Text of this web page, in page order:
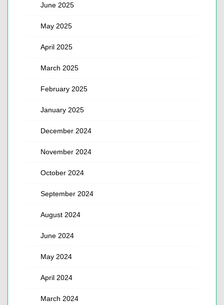
June 2025
May 2025
April 2025
March 2025
February 2025
January 2025
December 2024
November 2024
October 2024
September 2024
August 2024
June 2024
May 2024
April 2024
March 2024